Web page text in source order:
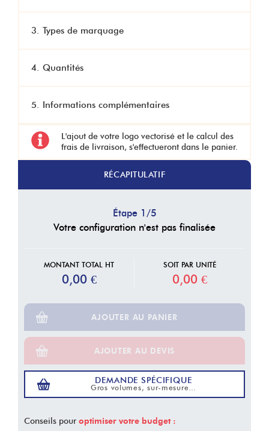
3. Types de marquage
4. Quantités
5. Informations complémentaires
L'ajout de votre logo vectorisé et le calcul des
frais de livraison, s'effectueront dans le panier.
RÉCAPITULATIF
Étape 1 /5
Votre configuration n'est pas finalisée
MONTANT TOTAL HT
0,00 €
SOIT PAR UNITÉ
0,00 €
AJOUTER AU PANIER
AJOUTER AU DEVIS
Gros volumes, sur-mesure…
Conseils pouroptimiser votre budget :